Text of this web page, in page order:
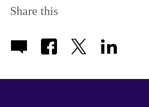
Share this